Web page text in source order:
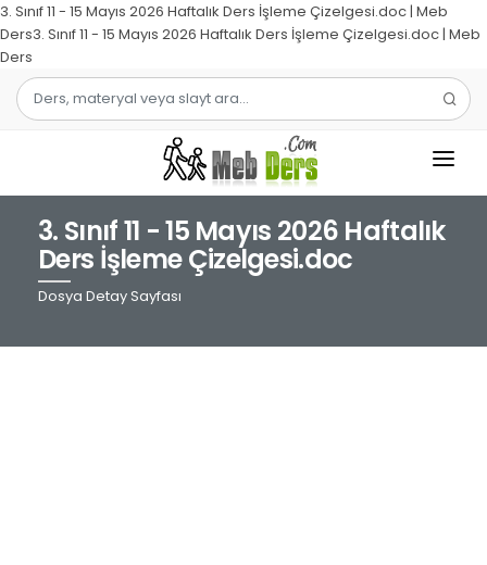
3. Sınıf 11 - 15 Mayıs 2026 Haftalık Ders İşleme Çizelgesi.doc | Meb
Ders3. Sınıf 11 - 15 Mayıs 2026 Haftalık Ders İşleme Çizelgesi.doc | Meb
Ders
1.SINIF
2.SINIF
3. Sınıf 11 - 15 Mayıs 2026 Haftalık
Ders İşleme Çizelgesi.doc
Dosya Detay Sayfası